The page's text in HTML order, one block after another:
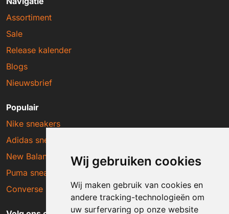
Wij gebruiken cookies
Wij maken gebruik van cookies en
andere tracking-technologieën om
uw surfervaring op onze website
Assortiment
Sale
Release kalender
Blogs
Nieuwsbrief
Populair
Nike sneakers
Adidas sneakers
New Balance sneakers
Puma sneakers
Converse sneakers